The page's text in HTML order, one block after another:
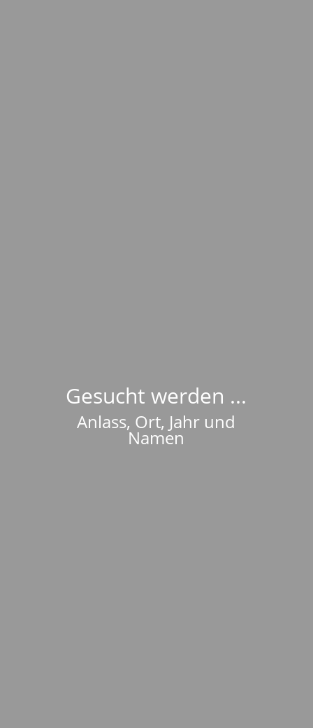
Gesucht werden ...
Anlass, Ort, Jahr und
Namen